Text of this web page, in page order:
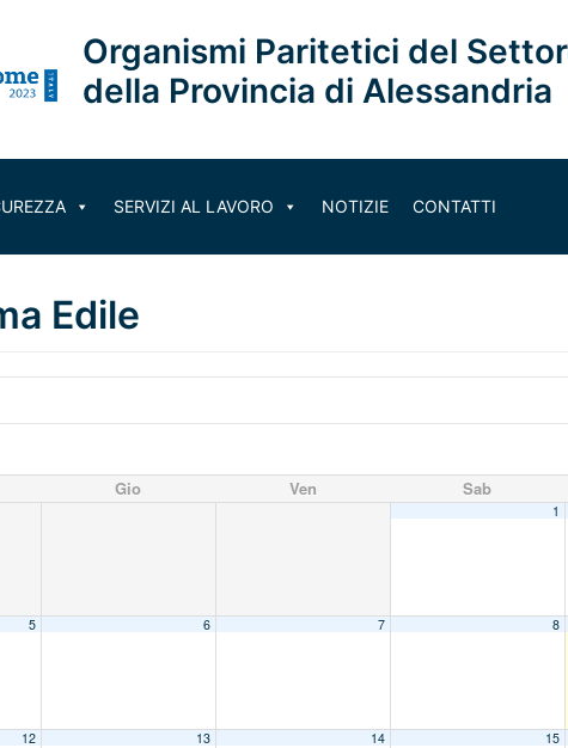
Organismi Paritetici del
della Provincia di Alessandria
SERVIZI AL LAVORO NOTIZIE CONTATTI
Edile
Gio Ven Sab
1
5 6 7 8
12 13 14 15